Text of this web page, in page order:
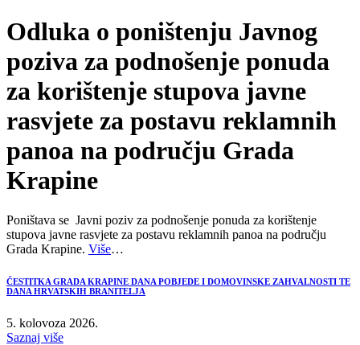
Odluka o poništenju Javnog
poziva za podnošenje ponuda
za korištenje stupova javne
rasvjete za postavu reklamnih
panoa na području Grada
Krapine
Poništava se Javni poziv za podnošenje ponuda za korištenje
stupova javne rasvjete za postavu reklamnih panoa na području
Grada Krapine. Više…
ČESTITKA GRADA KRAPINE DANA POBJEDE I DOMOVINSKE ZAHVALNOSTI TE
DANA HRVATSKIH BRANITELJA
5. kolovoza 2026.
Saznaj više